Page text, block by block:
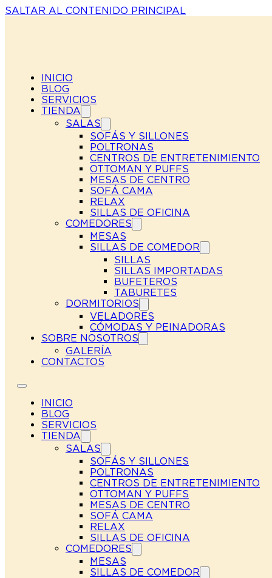
SALTAR AL CONTENIDO PRINCIPAL
INICIO
BLOG
SERVICIOS
TIENDA
SALAS
SOFÁS Y SILLONES
POLTRONAS
CENTROS DE ENTRETENIMIENTO
OTTOMAN Y PUFFS
MESAS DE CENTRO
SOFÁ CAMA
RELAX
SILLAS DE OFICINA
COMEDORES
MESAS
SILLAS DE COMEDOR
SILLAS
SILLAS IMPORTADAS
BUFETEROS
TABURETES
DORMITORIOS
VELADORES
CÓMODAS Y PEINADORAS
SOBRE NOSOTROS
GALERÍA
CONTACTOS
INICIO
BLOG
SERVICIOS
TIENDA
SALAS
SOFÁS Y SILLONES
POLTRONAS
CENTROS DE ENTRETENIMIENTO
OTTOMAN Y PUFFS
MESAS DE CENTRO
SOFÁ CAMA
RELAX
SILLAS DE OFICINA
COMEDORES
MESAS
SILLAS DE COMEDOR